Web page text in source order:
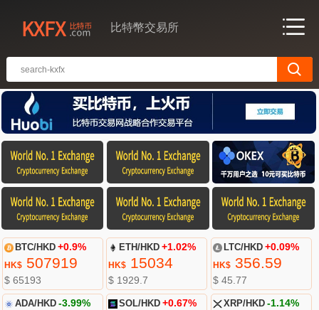
比特幣交易所
BTC/HKD +0.9%
HK$507919
$ 65193
ETH/HKD +1.02%
HK$ 15034
$ 1929.7
LTC/HKD +0.09%
HK$356.59
$ 45.77
ADA/HKD -3.99% SOL/HKD +0.67% XRP/HKD -1.14%